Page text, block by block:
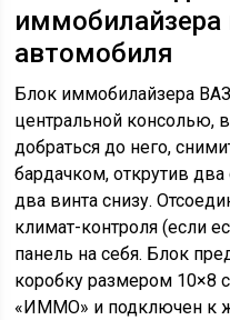
иммобилайзера
автомобиля
Блок иммобилайзера
центральной консолью,
добраться до него,
бардачком, открутив
два винта снизу.
климат-контроля (если
панель на себя. Блок
коробку размером 10×8
«ИММО» и подключен к